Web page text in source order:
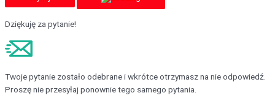
Dziękuję za pytanie!
Twoje pytanie zostało odebrane i wkrótce otrzymasz na nie odpowiedź.
Proszę nie przesyłaj ponownie tego samego pytania.